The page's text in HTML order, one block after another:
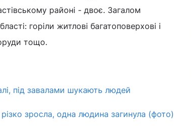
районі - двоє. Загалом
горіли житлові багатоповерхові і
тощо.
під завалами шукають людей
зросла, одна людина загинула (фото)